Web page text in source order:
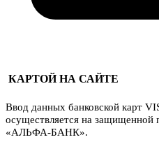
КАРТОЙ НА САЙТЕ
Ввод данных банковской карт
осуществляется на защищенной
«АЛЬФА-БАНК».